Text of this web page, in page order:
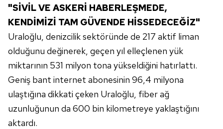
Çerezlere ilişkin tercihlerinizi aşağıda yer alan panel
vasıtasıyla belirleyebilirsiniz. Çerezlere ilişkin detaylı bilgi
için Ayarlar butonuna tıklayabilir,
Metnimizi ziyaret edebilirsiniz.
6698 sayılı Kişisel Verilerin Korunması Kanunu uyarınca
hazırlanmış Aydınlatma Metnimizi okumak ve sitemizde
ilgili mevzuata uygun olarak kullanılan çerezlerle ilgili bilgi
almak için lütfentıklayınız .
"SİVİL VE ASKERİ HABERLEŞMEDE,
KENDİMİZİ TAM GÜVENDE HİSSEDECEĞİZ"
Uraloğlu, denizcilik sektöründe de 217 aktif liman
olduğunu değinerek, geçen yıl elleçlenen yük
miktarının 531 milyon tona yükseldiğini hatırlattı.
Geniş bant internet abonesinin 96,4 milyona
ulaştığına dikkati çeken Uraloğlu, fiber ağ
uzunluğunun da 600 bin kilometreye yaklaştığını
aktardı.